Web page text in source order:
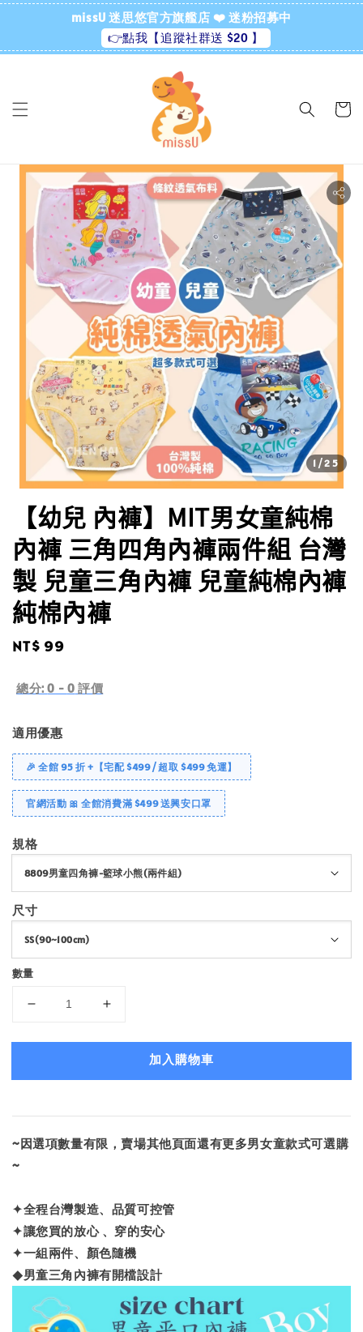
missU 迷思悠官方旗艦店 ❤️ 迷粉招募中
👉點我【追蹤社群送 $20 】
1 /25
【幼兒 內褲】MIT男女童純棉
內褲 三角四角內褲兩件組 台灣
製 兒童三角內褲 兒童純棉內褲
純棉內褲
Regular
NT$ 99
總分:0 - 0 評價
適用優惠
🎉 全館 95 折 +【宅配 $499 / 超取 $499 免運】
官網活動 🎀 全館消費滿 $499 送興安口罩
規格
尺寸
數量
加入購物車
~因選項數量有限，賣場其他頁面還有更多男女童款式可選購
~
✦全程台灣製造、品質可控管
✦讓您買的放心 、穿的安心
✦一組兩件、顏色隨機
◆男童三角內褲有開檔設計